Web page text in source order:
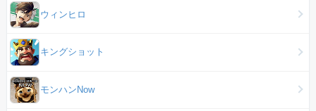
ウィンヒロ
キングショット
モンハンNow